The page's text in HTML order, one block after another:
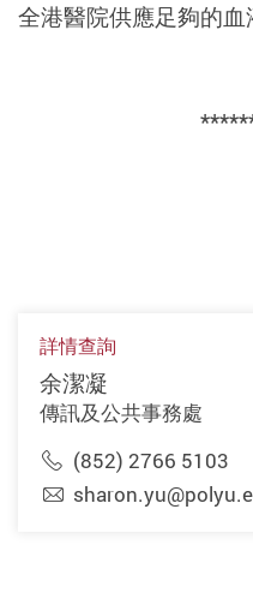
全港醫院供應足夠的血
詳情查詢
余潔凝
傳訊及公共事務處
(852) 2766 5103